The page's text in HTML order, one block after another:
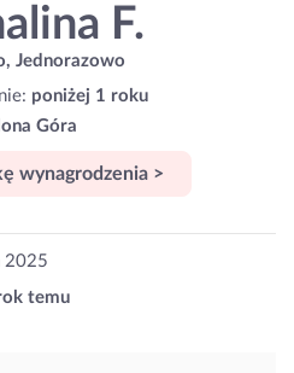
F.
Jednorazowo
poniżej 1 roku
Góra
wynagrodzenia >
2025
temu